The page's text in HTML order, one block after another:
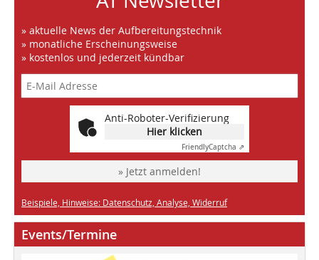
» aktuelle News der Aufbereitungstechnik
» monatliche Erscheinungsweise
» kostenlos und jederzeit kündbar
Anti-Roboter-Verifizierung
Hier klicken
FriendlyCaptcha ⇗
» Jetzt anmelden!
Beispiele, Hinweise: Datenschutz, Analyse, Widerruf
Events/Termine